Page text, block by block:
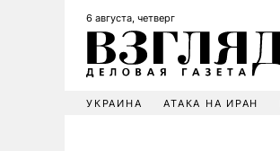
6 августа, четверг
УКРАИНА АТАКА НА ИРАН